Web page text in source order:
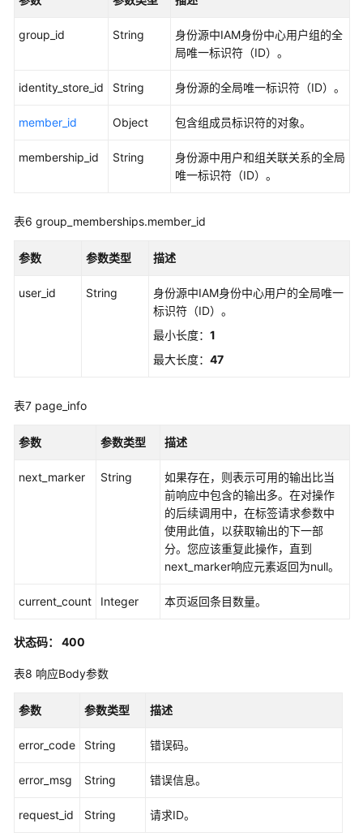
应
序
书
理
配
理
户/
用
定
理
group_id String
身份源中IAM身份中心用户组的全
局唯一标识符（ID）。
identity_store_id String 身份源的全局唯一标识符（ID）。
member_id Object 包含组成员标识符的对象。
membership_id String
身份源中用户和组关联关系的全局
唯一标识符（ID）。
表6 group_memberships.member_id
参数 参数类型 描述
user_id String
身份源中IAM身份中心用户的全局唯一
标识符（ID）。
最小长度： 1
最大长度： 47
表7 page_info
参数 参数类型 描述
next_marker String
如果存在，则表示可用的输出比当
前响应中包含的输出多。在对操作
的后续调用中，在标签请求参数中
使用此值，以获取输出的下一部
分。您应该重复此操作，直到
next_marker响应元素返回为null。
current_count Integer 本页返回条目数量。
状态码： 400
表8 响应Body参数
参数 参数类型 描述
error_code String 错误码。
error_msg String 错误信息。
request_id String 请求ID。